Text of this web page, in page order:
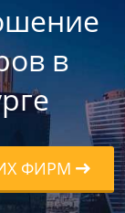
в
ФИРМ